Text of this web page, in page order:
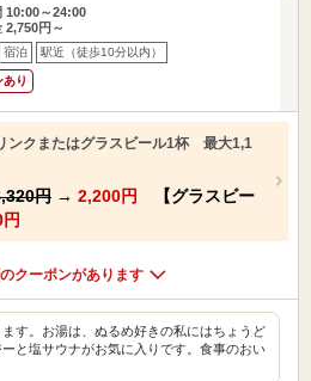
10:00～24:00
2,750円～
宿泊 駅近（徒歩10分以内）
あり
ンクまたはグラスビール1杯 最大1,1
円 → 2,200円
【グラスビー
クーポンがあります
す。お湯は、ぬるめ好きの私にはちょうど
と塩サウナがお気に入りです。食事のおい